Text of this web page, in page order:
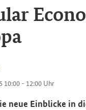
10:00 - 12:00 Uhr
neue Ein­bli­cke in